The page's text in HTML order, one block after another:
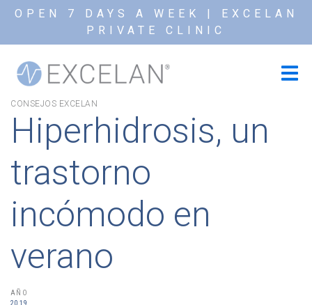
OPEN 7 DAYS A WEEK | EXCELAN
PRIVATE CLINIC
CONSEJOS EXCELAN
Hiperhidrosis, un
trastorno
incómodo en
verano
AÑO
2019